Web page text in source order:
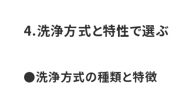
4.洗浄方式と特性で選ぶ
●洗浄方式の種類と特徴